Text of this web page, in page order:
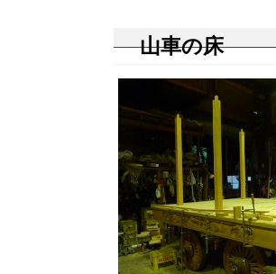
山車の床